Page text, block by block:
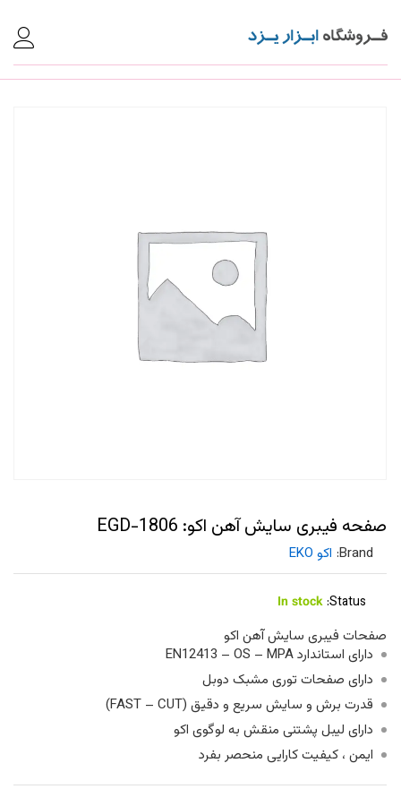
صفحه فیبری سایش آهن اکو: EGD-1806
Brand: اکو EKO
Status:
In stock
صفحات فیبری سایش آهن اکو
دارای استاندارد EN12413 – OS – MPA
دارای صفحات توری مشبک دوبل
قدرت برش و سایش سریع و دقیق (FAST – CUT)
دارای لیبل پشتنی منقش به لوگوی اکو
ایمن ، کیفیت کارایی منحصر بفرد